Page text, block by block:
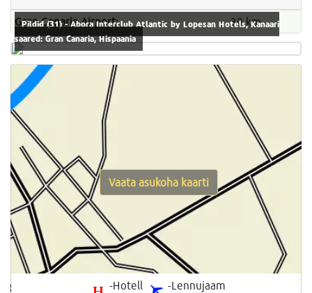
Gran Canaria Airport: 30 km
Pildid (31) - Abora Interclub Atlantic by Lopesan Hotels, Kanaari
saared: Gran Canaria, Hispaania
-Hotell -Lennujaam
Vaata asukoha kaarti